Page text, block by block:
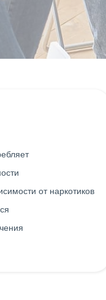
от наркотиков